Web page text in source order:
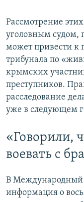
Рассмотрение
уголовным судом,
может привести к
трибунала по
крымских
преступников.
расследование
уже в следующем
«Говорили,
воевать с
В Международный
информация о